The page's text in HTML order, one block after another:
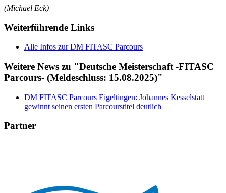
(Michael Eck)
Weiterführende Links
Alle Infos zur DM FITASC Parcours
Weitere News zu "Deutsche Meisterschaft -FITASC
Parcours- (Meldeschluss: 15.08.2025)"
DM FITASC Parcours Eigeltingen: Johannes Kesselstatt
gewinnt seinen ersten Parcourstitel deutlich
Partner